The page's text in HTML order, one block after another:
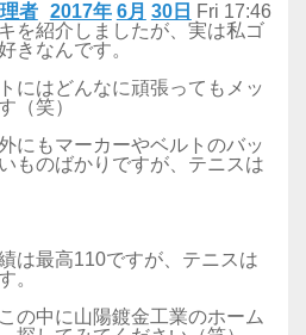
2017年 6月 30日 Fri 17:46
者
を紹介しましたが、実は私ゴ
きなんです。
にはどんなに頑張ってもメッ
（笑）
にもマーカーやベルトのバッ
ものばかりですが、テニスは
は最高110ですが、テニスは
。
の中に山陽鍍金工業のホーム